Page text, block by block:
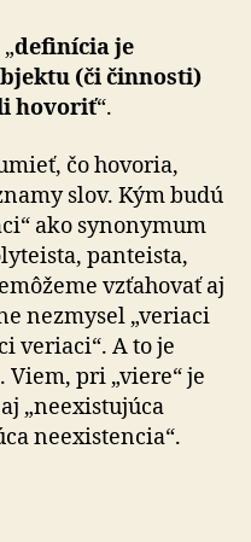
definícia je
(či činnosti)
hovoriť“.
čo hovoria,
slov. Kým budú
ako synonymum
panteista,
vzťahovať aj
nezmysel „veriaci
veriaci“. A to je
pri „viere“ je
„neexistujúca
neexistencia“.